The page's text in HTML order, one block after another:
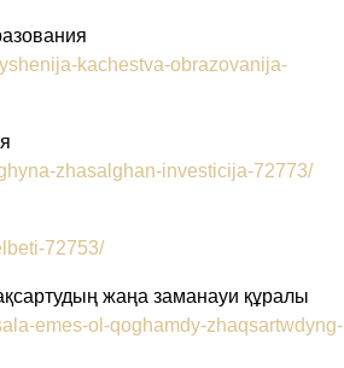
kachestva-obrazovanija-
zhasalghan-investicija-72773/
72753/
жаңа заманауи құралы
emes-ol-qoghamdy-zhaqsartwdyng-